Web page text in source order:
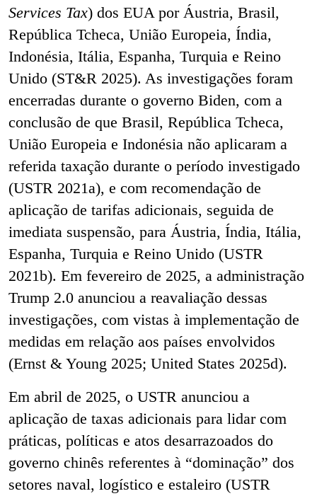
Services Tax) dos EUA por Áustria, Brasil,
República Tcheca, União Europeia, Índia,
Indonésia, Itália, Espanha, Turquia e Reino
Unido (ST&R 2025). As investigações foram
encerradas durante o governo Biden, com a
conclusão de que Brasil, República Tcheca,
União Europeia e Indonésia não aplicaram a
referida taxação durante o período investigado
(USTR 2021a), e com recomendação de
aplicação de tarifas adicionais, seguida de
imediata suspensão, para Áustria, Índia, Itália,
Espanha, Turquia e Reino Unido (USTR
2021b). Em fevereiro de 2025, a administração
Trump 2.0 anunciou a reavaliação dessas
investigações, com vistas à implementação de
medidas em relação aos países envolvidos
(Ernst & Young 2025; United States 2025d).
Em abril de 2025, o USTR anunciou a
aplicação de taxas adicionais para lidar com
práticas, políticas e atos desarrazoados do
governo chinês referentes à “dominação” dos
setores naval, logístico e estaleiro (USTR